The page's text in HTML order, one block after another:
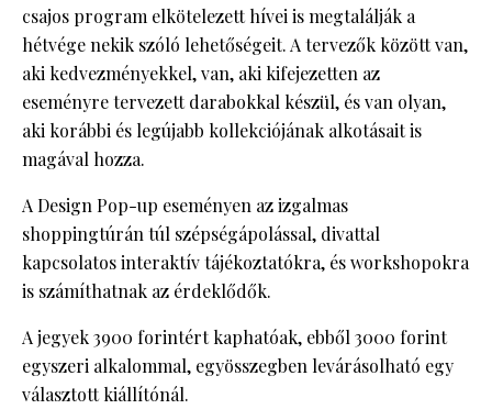
csajos program elkötelezett hívei is megtalálják a
hétvége nekik szóló lehetőségeit. A tervezők között van,
aki kedvezményekkel, van, aki kifejezetten az
eseményre tervezett darabokkal készül, és van olyan,
aki korábbi és legújabb kollekciójának alkotásait is
magával hozza.
A Design Pop-up eseményen az izgalmas
shoppingtúrán túl szépségápolással, divattal
kapcsolatos interaktív tájékoztatókra, és workshopokra
is számíthatnak az érdeklődők.
A jegyek 3900 forintért kaphatóak, ebből 3000 forint
egyszeri alkalommal, egyösszegben levárásolható egy
választott kiállítónál.